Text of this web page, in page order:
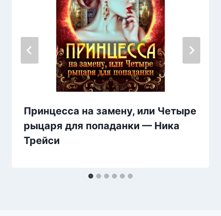
Принцесса на замену, или Четыре
рыцаря для попаданки — Ника
Трейси